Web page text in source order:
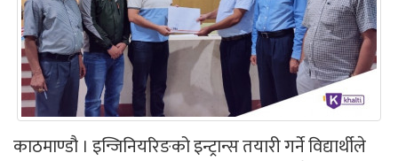
काठमाण्डौ । इन्जिनियरिङको इन्ट्रान्स तयारी गर्ने विद्यार्थीले